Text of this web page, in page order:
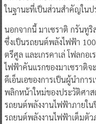
ในฐานะที่เป็นส่วนสำคัญในป
นอกจากนี้ มาเซราติ กรันทูริ
ซึ่งเป็นรถยนต์พลังไฟฟ้า
ตรีศูล และเกรคาเล่ โฟลกอ
ไฟฟ้าคันแรกของมาเซราติ
ดีเอ็นเอของการเป็นผู้นำกา
พลิกหน้าใหม่ของประวัติศาส
รถยนต์พลังงานไฟฟ้าภายใ
รถยนต์พลังงานไฟฟ้าเต็มตัว